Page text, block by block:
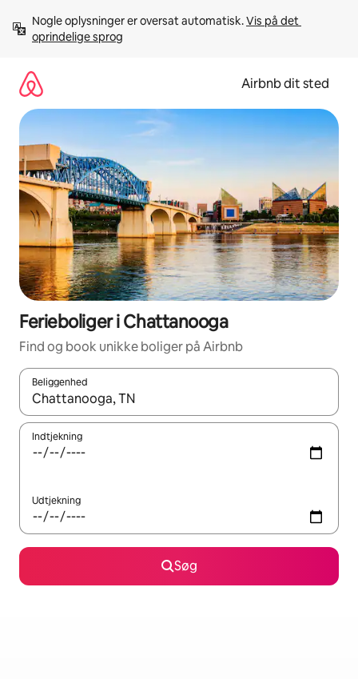
videre
Nogle oplysninger er oversat automatisk. Vis på det
oprindelige sprog
Airbnb dit sted
Ferieboliger i Chattanooga
Find og book unikke boliger på Airbnb
Beliggenhed
Når resultaterne er tilgængelige, skal du navigere med
Indtjekning
Udtjekning
Søg